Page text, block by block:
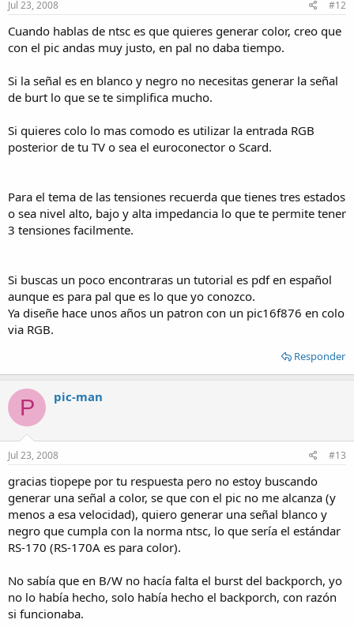
Jul 23, 2008 #12
Cuando hablas de ntsc es que quieres generar color, creo que
con el pic andas muy justo, en pal no daba tiempo.
Si la señal es en blanco y negro no necesitas generar la señal
de burt lo que se te simplifica mucho.
Si quieres colo lo mas comodo es utilizar la entrada RGB
posterior de tu TV o sea el euroconector o Scard.
Para el tema de las tensiones recuerda que tienes tres estados
o sea nivel alto, bajo y alta impedancia lo que te permite tener
3 tensiones facilmente.
Si buscas un poco encontraras un tutorial es pdf en español
aunque es para pal que es lo que yo conozco.
Ya diseñe hace unos años un patron con un pic16f876 en colo
via RGB.
Responder
P pic-man
Jul 23, 2008 #13
gracias tiopepe por tu respuesta pero no estoy buscando
generar una señal a color, se que con el pic no me alcanza (y
menos a esa velocidad), quiero generar una señal blanco y
negro que cumpla con la norma ntsc, lo que sería el estándar
RS-170 (RS-170A es para color).
No sabía que en B/W no hacía falta el burst del backporch, yo
no lo había hecho, solo había hecho el backporch, con razón
si funcionaba.